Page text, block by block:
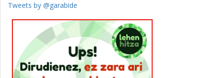
Tweets by @garabide